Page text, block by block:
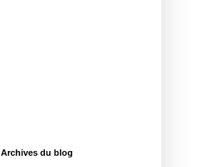
Archives du blog